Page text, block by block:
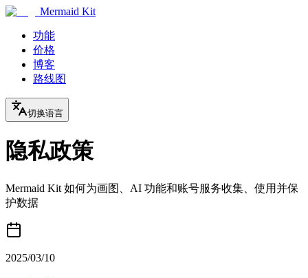
Mermaid Kit
功能
价格
博客
路线图
切换语言
隐私政策
Mermaid Kit 如何为画图、AI 功能和账号服务收集、使用并保
护数据
2025/03/10